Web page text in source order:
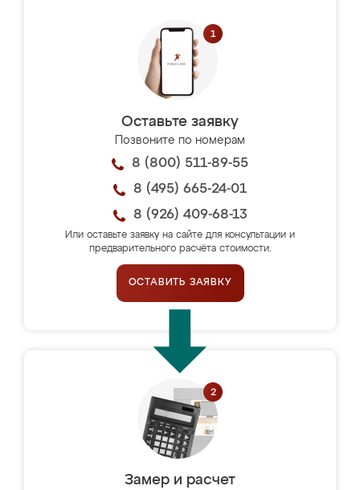
Оставьте заявку
Позвоните по номерам
8 (800) 511-89-55
8 (495) 665-24-01
8 (926) 409-68-13
Или оставьте заявку на сайте для консультации и
предварительного расчёта стоимости.
ОСТАВИТЬ ЗАЯВКУ
Замер и расчет